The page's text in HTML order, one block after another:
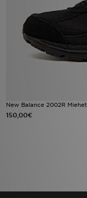
New Balance 2002R Miehet
150,00€